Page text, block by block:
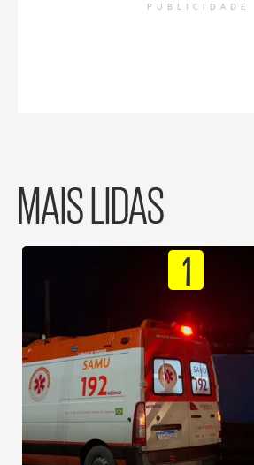
PUBLICIDADE
MAIS LIDAS
1